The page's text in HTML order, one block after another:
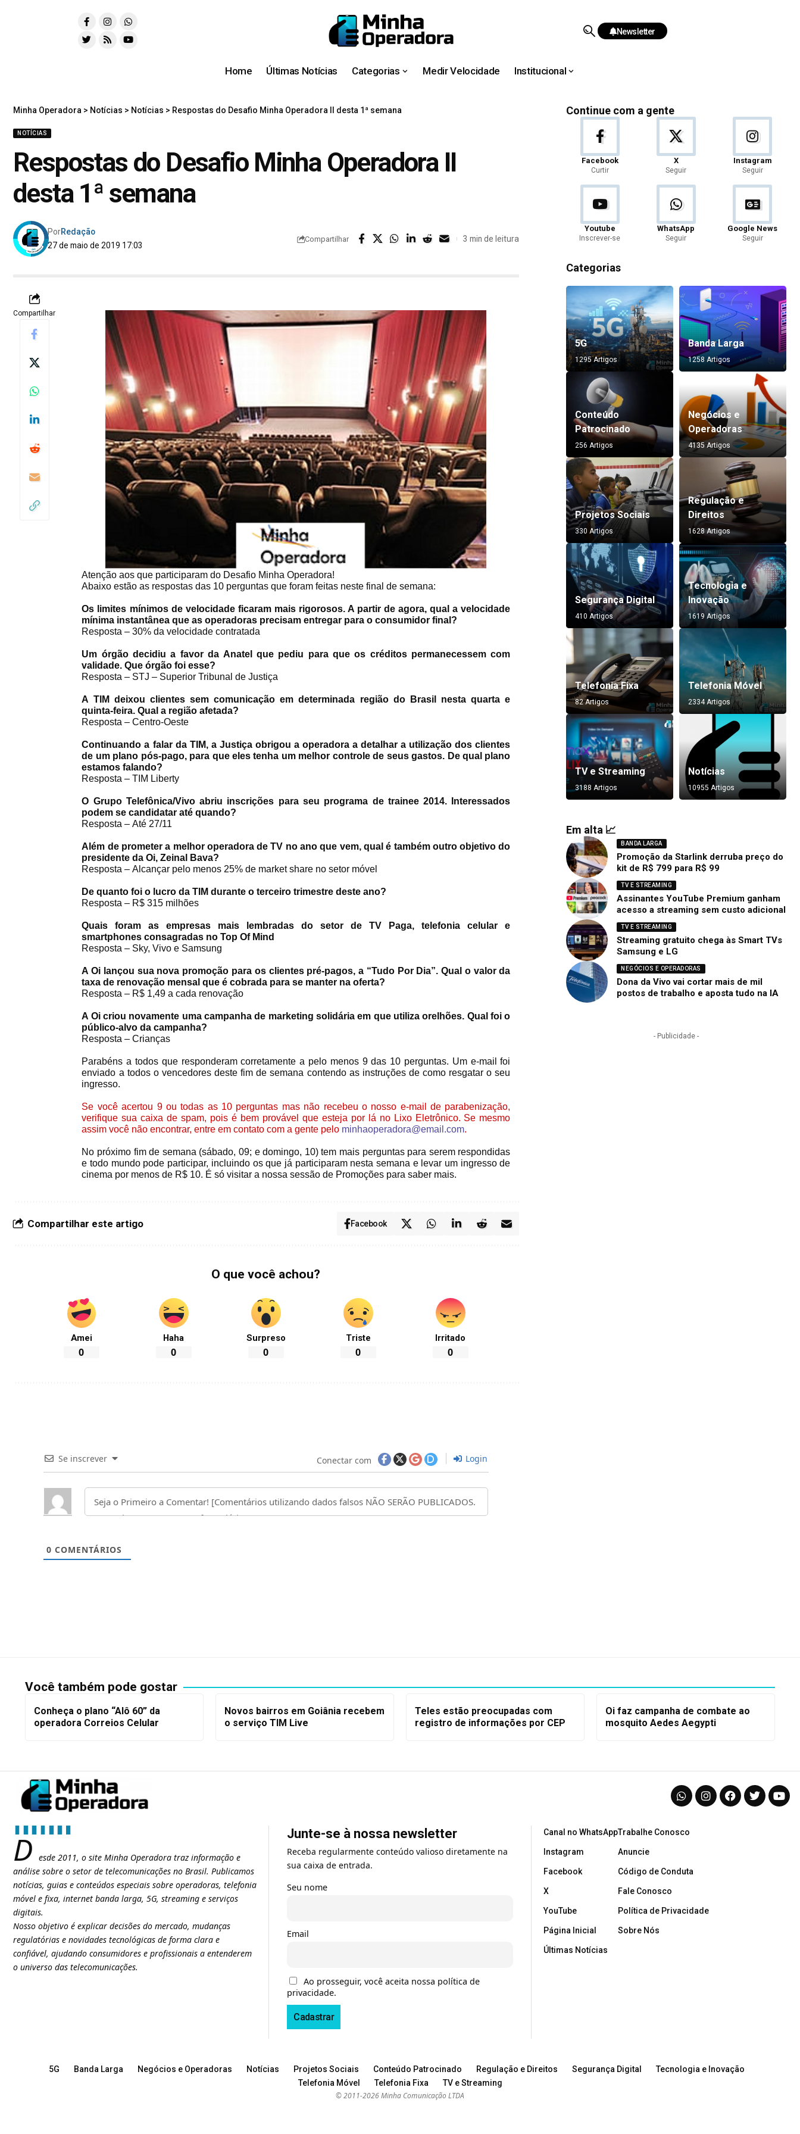
Newsletter
Home Últimas Notícias Categorias Medir Velocidade Institucional
Minha Operadora > Notícias > Notícias > Respostas do Desafio Minha Operadora II desta 1ª semana
NOTÍCIAS
Respostas do Desafio Minha Operadora II
desta 1ª semana
27 de maio de 2019 17:03
PorRedação
Compartilhar 3 min de leitura
Compartilhar
Atenção aos que participaram do Desafio Minha Operadora!
Abaixo estão as respostas das 10 perguntas que foram feitas neste final de semana:
Os limites mínimos de velocidade ficaram mais rigorosos. A partir de agora, qual a velocidade
mínima instantânea que as operadoras precisam entregar para o consumidor final?
Resposta –30% da velocidade contratada
Um órgão decidiu a favor da Anatel que pediu para que os créditos permanecessem com
validade. Que órgão foi esse?
Resposta – STJ – Superior Tribunal de Justiça
A TIM deixou clientes sem comunicação em determinada região do Brasil nesta quarta e
quinta-feira. Qual a região afetada?
Resposta –Centro-Oeste
Continuando a falar da TIM, a Justiça obrigou a operadora a detalhar a utilização dos clientes
de um plano pós-pago, para que eles tenha um melhor controle de seus gastos. De qual plano
estamos falando?
Resposta –TIM Liberty
O Grupo Telefônica/Vivo abriu inscrições para seu programa de trainee 2014. Interessados
podem se candidatar até quando?
Resposta –Até 27/11
Além de prometer a melhor operadora de TV no ano que vem, qual é também outro objetivo do
presidente da Oi, Zeinal Bava?
Resposta –Alcançar pelo menos 25% de market share no setor móvel
De quanto foi o lucro da TIM durante o terceiro trimestre deste ano?
Resposta – R$ 315 milhões
Quais foram as empresas mais lembradas do setor de TV Paga, telefonia celular e
smartphones consagradas no Top Of Mind
Resposta – Sky, Vivo e Samsung
A Oi lançou sua nova promoção para os clientes pré-pagos, a “Tudo Por Dia”. Qual o valor da
taxa de renovação mensal que é cobrada para se manter na oferta?
Resposta – R$ 1,49 a cada renovação
A Oi criou novamente uma campanha de marketing solidária em que utiliza orelhões. Qual foi o
público-alvo da campanha?
Resposta –Crianças
Parabéns a todos que responderam corretamente a pelo menos 9 das 10 perguntas. Um e-mail foi
enviado a todos o vencedores deste fim de semana contendo as instruções de como resgatar o seu
ingresso.
Se você acertou 9 ou todas as 10 perguntas mas não recebeu o nosso e-mail de parabenização,
verifique sua caixa de spam, pois é bem provável que esteja por lá no Lixo Eletrônico. Se mesmo
assim você não encontrar, entre em contato com a gente pelo minhaoperadora@email.com.
No próximo fim de semana (sábado, 09; e domingo, 10) tem mais perguntas para serem respondidas
e todo mundo pode participar, incluindo os que já participaram nesta semana e levar um ingresso de
cinema por menos de R$ 10. É só visitar a nossa sessão de Promoções para saber mais.
Compartilhar este artigo Facebook
O que você achou?
Amei
0
Haha
0
Surpreso
0
Triste
0
Irritado
0
Se inscrever Conectar com Login
0 COMENTÁRIOS
Continue com a gente
Facebook
Curtir
X
Seguir
Instagram
Seguir
Youtube
Inscrever-se
WhatsApp
Seguir
Google News
Seguir
Categorias
5G
1295 Artigos
Banda Larga
1258 Artigos
Conteúdo
Patrocinado
256 Artigos
Negócios e
Operadoras
4135 Artigos
Projetos Sociais
330 Artigos
Regulação e
Direitos
1628 Artigos
Segurança Digital
410 Artigos
Tecnologia e
Inovação
1619 Artigos
Telefonia Fixa
82 Artigos
Telefonia Móvel
2334 Artigos
TV e Streaming
3188 Artigos
Notícias
10955 Artigos
Em alta 📈
BANDA LARGA
Promoção da Starlink derruba preço do
kit de R$ 799 para R$ 99
TV E STREAMING
Assinantes YouTube Premium ganham
acesso a streaming sem custo adicional
TV E STREAMING
Streaming gratuito chega às Smart TVs
Samsung e LG
NEGÓCIOS E OPERADORAS
Dona da Vivo vai cortar mais de mil
postos de trabalho e aposta tudo na IA
- Publicidade -
Você também pode gostar
Conheça o plano “Alô 60” da
operadora Correios Celular
Novos bairros em Goiânia recebem
o serviço TIM Live
Teles estão preocupadas com
registro de informações por CEP
Oi faz campanha de combate ao
mosquito Aedes Aegypti
D esde 2011, o site Minha Operadora traz informação e
análise sobre o setor de telecomunicações no Brasil. Publicamos
notícias, guias e conteúdos especiais sobre operadoras, telefonia
móvel e fixa, internet banda larga, 5G, streaming e serviços
digitais.
Nosso objetivo é explicar decisões do mercado, mudanças
regulatórias e novidades tecnológicas de forma clara e
confiável, ajudando consumidores e profissionais a entenderem
o universo das telecomunicações.
Junte-se à nossa newsletter
Receba regularmente conteúdo valioso diretamente na
sua caixa de entrada.
Seu nome
Email
Ao prosseguir, você aceita nossa política de
privacidade.
Canal no WhatsApp
Instagram
Facebook
X
YouTube
Página Inicial
Últimas Notícias
Trabalhe Conosco
Anuncie
Código de Conduta
Fale Conosco
Política de Privacidade
Sobre Nós
5G Banda Larga Negócios e Operadoras Notícias Projetos Sociais Conteúdo Patrocinado Regulação e Direitos Segurança Digital
Tecnologia e Inovação
Telefonia Móvel
Telefonia Fixa TV e Streaming
© 2011-2026 Minha Comunicação LTDA